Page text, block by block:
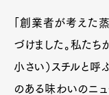
「創業者が考えた
づけました。私たち
小さい）スチルと呼
のある味わいのニュ